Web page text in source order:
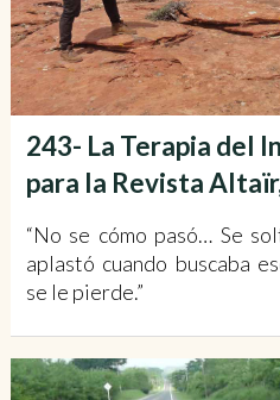
243- La Terapia del
para la Revista
“No se cómo pasó… Se
aplastó cuando buscaba
se le pierde.”